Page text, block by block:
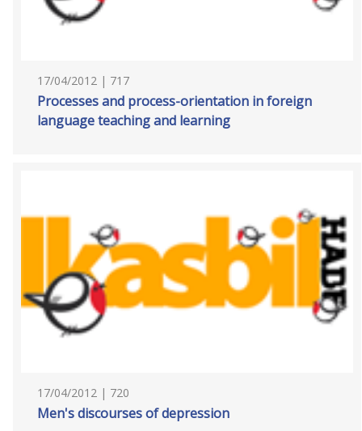
17/04/2012 | 717
Processes and process-orientation in foreign
language teaching and learning
17/04/2012 | 720
Men's discourses of depression